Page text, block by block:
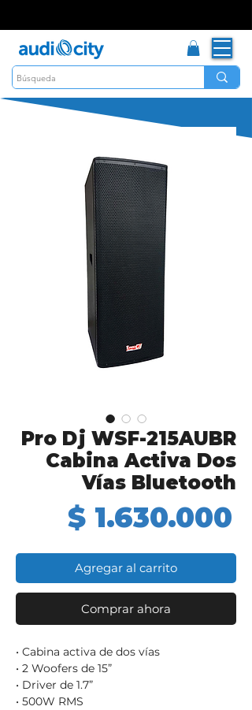
Pro Dj WSF-215AUBR
Cabina Activa Dos
Vías Bluetooth
$ 1.630.000
Agregar al carrito
Comprar ahora
• Cabina activa de dos vías
• 2 Woofers de 15”
• Driver de 1.7”
• 500W RMS